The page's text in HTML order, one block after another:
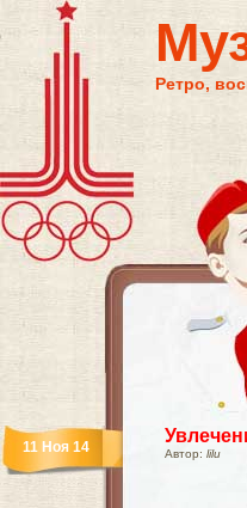
Ретро,
Автор: lilu
11 Ноя 14